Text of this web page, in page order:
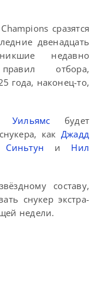
сразятся
двенадцать
недавно
отбора,
года, наконец-то,
Уильямс будет
как Джадд
и Нил
составу,
снукер экстра-
недели.